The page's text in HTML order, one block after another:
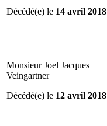
Décédé(e) le 14 avril 2018
Monsieur Joel Jacques
Veingartner
Décédé(e) le 12 avril 2018